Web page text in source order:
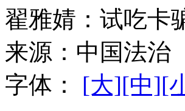
翟雅婧：试吃卡
来源： 中国法治
字体： [大][中][